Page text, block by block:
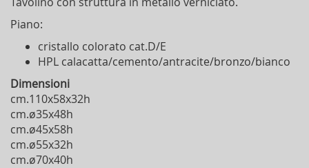
Piano:
cristallo colorato cat.D/E
HPL calacatta/cemento/antracite/bronzo/bianco
Dimensioni
cm.110x58x32h
cm.ø35x48h
cm.ø45x58h
cm.ø55x32h
cm.ø70x40h